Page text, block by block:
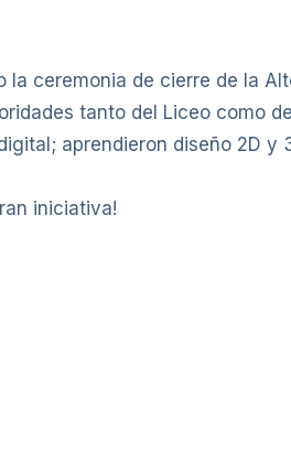
ceremonia de cierre de la
tanto del Liceo como
aprendieron diseño 2D y
iniciativa!